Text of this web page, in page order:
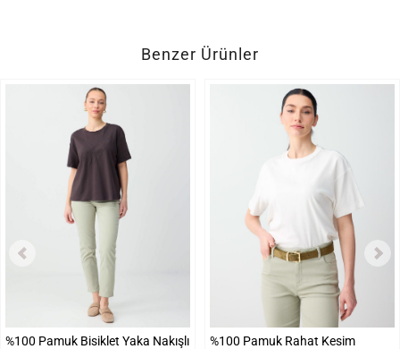
Benzer Ürünler
%100 Pamuk Bisiklet Yaka Nakışlı
%100 Pamuk Rahat Kesim